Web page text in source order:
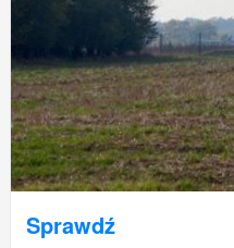
Sprawdź